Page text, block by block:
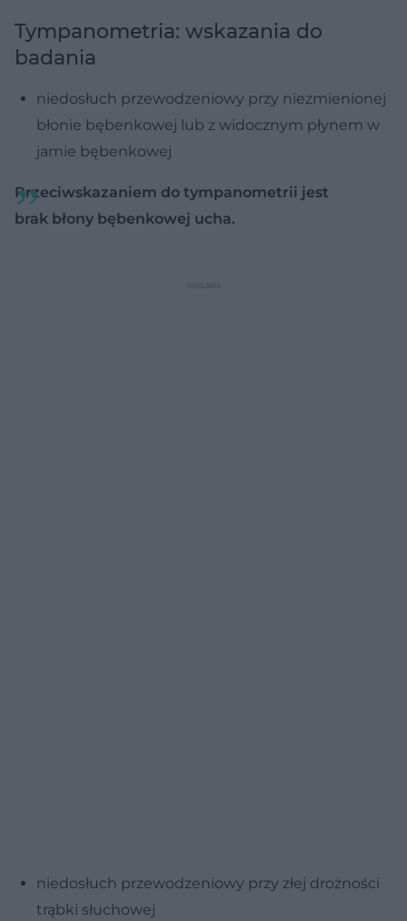
Tympanometria: wskazania do
badania
niedosłuch przewodzeniowy przy niezmienionej
błonie bębenkowej lub z widocznym płynem w
jamie bębenkowej
Przeciwskazaniem do tympanometrii jest
brak błony bębenkowej ucha.
niedosłuch przewodzeniowy przy złej drożności
trąbki słuchowej